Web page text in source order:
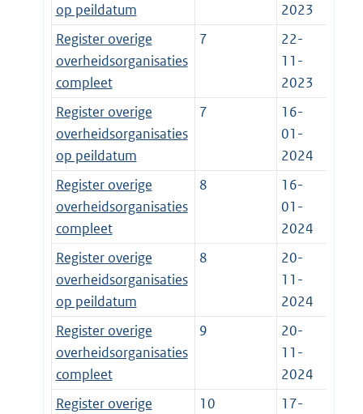
op peildatum
2023
Register overige
overheidsorganisaties
compleet
7
22-
11-
2023
Register overige
overheidsorganisaties
op peildatum
7
16-
01-
2024
Register overige
overheidsorganisaties
compleet
8
16-
01-
2024
Register overige
overheidsorganisaties
op peildatum
8
20-
11-
2024
Register overige
overheidsorganisaties
compleet
9
20-
11-
2024
Register overige
10
17-